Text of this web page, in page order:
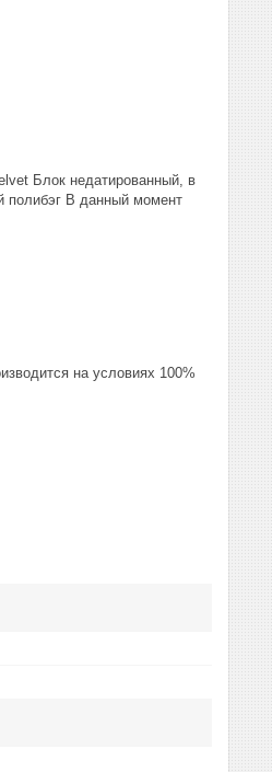
Блок недатированный, в
полибэг В данный момент
на условиях 100%